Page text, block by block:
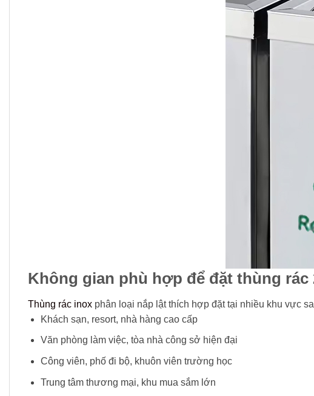
Không gian phù hợp để đặt thùng
Thùng rác inox phân loại nắp lật thích hợp đặt tại nhiều khu vực
Khách sạn, resort, nhà hàng cao cấp
Văn phòng làm việc, tòa nhà công sở hiện đại
Công viên, phố đi bộ, khuôn viên trường học
Trung tâm thương mại, khu mua sắm lớn